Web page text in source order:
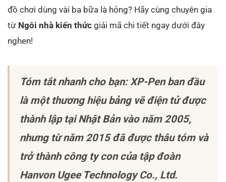
đồ chơi dùng vài ba bữa là hỏng? Hãy cùng chuyên gia
từ Ngôi nhà kiến thức giải mã chi tiết ngay dưới đây
nghen!
Tóm tắt nhanh cho bạn: XP-Pen ban đầu
là một thương hiệu bảng vẽ điện tử được
thành lập tại Nhật Bản vào năm 2005,
nhưng từ năm 2015 đã được thâu tóm và
trở thành công ty con của tập đoàn
Hanvon Ugee Technology Co., Ltd.